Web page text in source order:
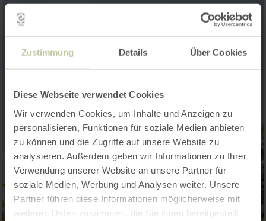
Zustimmung Details Über Cookies
Diese Webseite verwendet Cookies
Wir verwenden Cookies, um Inhalte und Anzeigen zu
personalisieren, Funktionen für soziale Medien anbieten
zu können und die Zugriffe auf unsere Website zu
analysieren. Außerdem geben wir Informationen zu Ihrer
Verwendung unserer Website an unsere Partner für
soziale Medien, Werbung und Analysen weiter. Unsere
Partner führen diese Informationen möglicherweise mit
weiteren Daten zusammen, die Sie ihnen bereitgestellt